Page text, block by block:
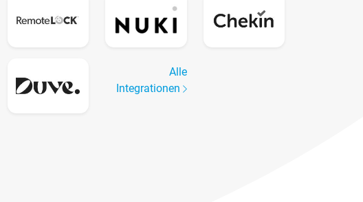
Alle
Integrationen